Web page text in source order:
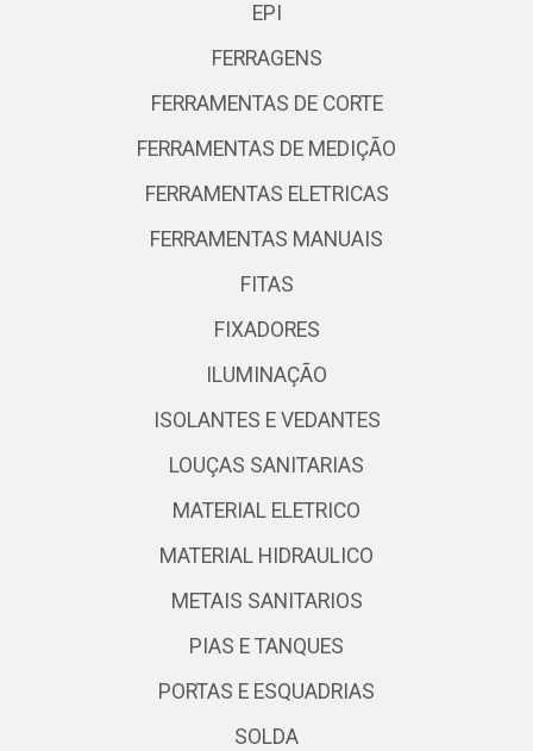
EPI
FERRAGENS
FERRAMENTAS DE CORTE
FERRAMENTAS DE MEDIÇÃO
FERRAMENTAS ELETRICAS
FERRAMENTAS MANUAIS
FITAS
FIXADORES
ILUMINAÇÃO
ISOLANTES E VEDANTES
LOUÇAS SANITARIAS
MATERIAL ELETRICO
MATERIAL HIDRAULICO
METAIS SANITARIOS
PIAS E TANQUES
PORTAS E ESQUADRIAS
SOLDA